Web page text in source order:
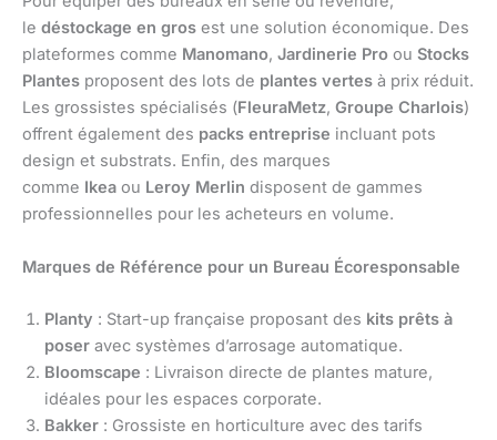
le déstockage en gros est une solution économique. Des
plateformes comme Manomano, Jardinerie Pro ou Stocks
Plantes proposent des lots de plantes vertes à prix réduit.
Les grossistes spécialisés (FleuraMetz, Groupe Charlois)
offrent également des packs entreprise incluant pots
design et substrats. Enfin, des marques
comme Ikea ou Leroy Merlin disposent de gammes
professionnelles pour les acheteurs en volume.
Marques de Référence pour un Bureau Écoresponsable
Planty : Start-up française proposant des kits prêts à
poser avec systèmes d’arrosage automatique.
Bloomscape : Livraison directe de plantes mature,
idéales pour les espaces corporate.
Bakker : Grossiste en horticulture avec des tarifs